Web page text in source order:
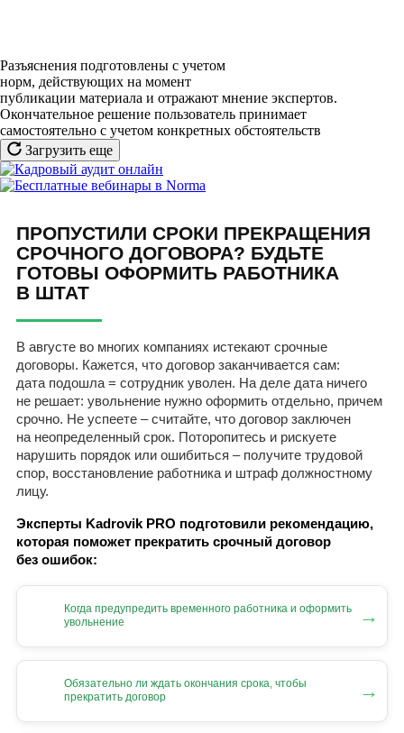
Разъяснения подготовлены с учетом
норм, действующих на момент
публикации материала и отражают мнение экспертов.
Окончательное решение пользователь принимает
самостоятельно с учетом конкретных обстоятельств
Загрузить еще
ПРОПУСТИЛИ СРОКИ ПРЕКРАЩЕНИЯ
СРОЧНОГО ДОГОВОРА? БУДЬТЕ
ГОТОВЫ ОФОРМИТЬ РАБОТНИКА
В ШТАТ
В августе во многих компаниях истекают срочные
договоры. Кажется, что договор заканчивается сам:
дата подошла = сотрудник уволен. На деле дата ничего
не решает: увольнение нужно оформить отдельно, причем
срочно. Не успеете – считайте, что договор заключен
на неопределенный срок. Поторопитесь и рискуете
нарушить порядок или ошибиться – получите трудовой
спор, восстановление работника и штраф должностному
лицу.
Эксперты Kadrovik PRO подготовили рекомендацию,
которая поможет прекратить срочный договор
без ошибок:
Когда предупредить временного работника и оформить
увольнение
→
Обязательно ли ждать окончания срока, чтобы
прекратить договор
→